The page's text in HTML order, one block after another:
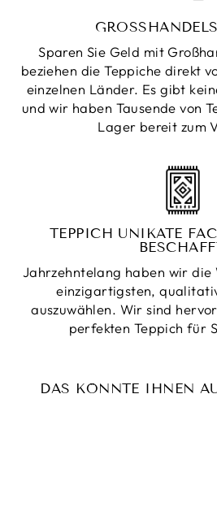
Sparen Sie Geld mit
beziehen die Teppiche direkt
einzelnen Länder. Es gibt
und wir haben Tausende von
Lager bereit zum
TEPPICH UNIKATE
Jahrzehntelang haben wir die
einzigartigsten,
auszuwählen. Wir sind
perfekten Teppich für
DAS KÖNNTE IHNEN